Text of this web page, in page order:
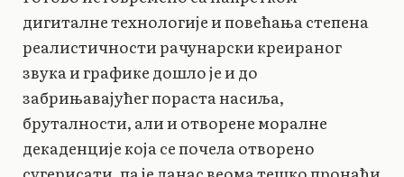
дигиталне технологије и повећања степена
реалистичности рачунарски креираног
звука и графике дошло је и до
забрињавајућег пораста насиља,
бруталности, али и отворене моралне
декаденције која се почела отворено